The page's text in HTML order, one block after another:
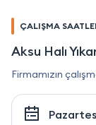
ÇALIŞMA
Aksu Halı
Firmamızın